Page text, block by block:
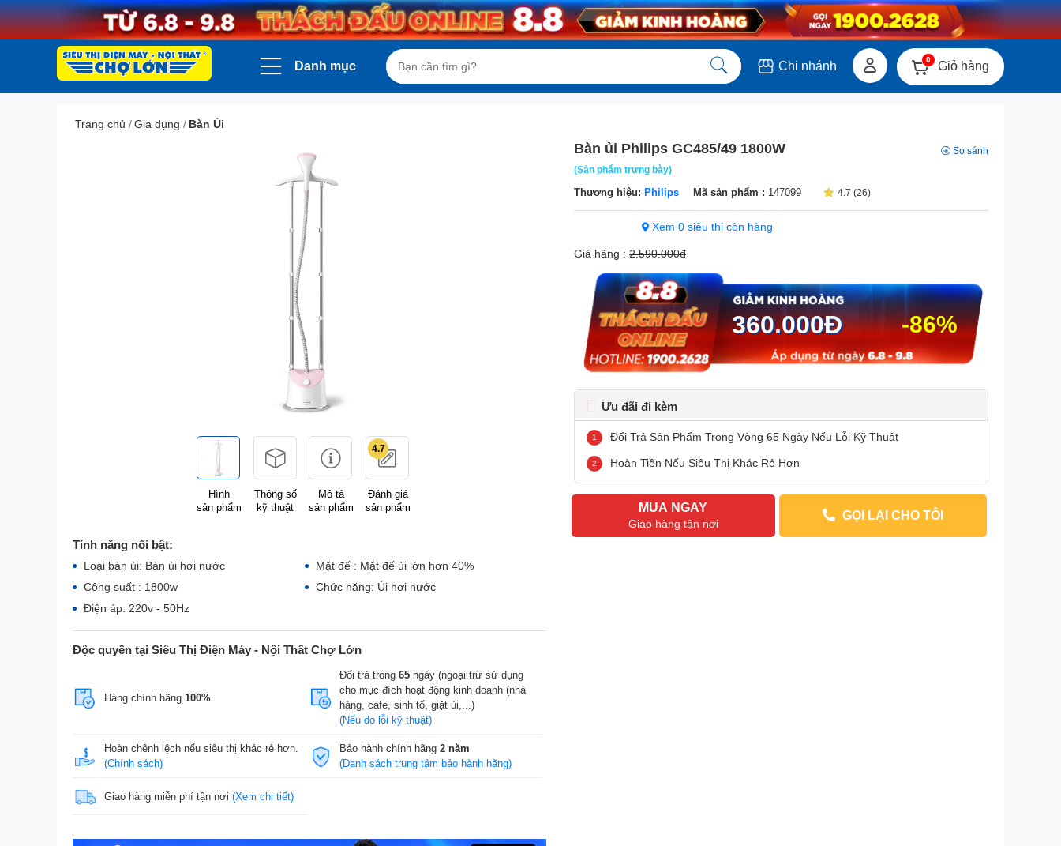
Danh mục Chi nhánh 0 Giỏ hàng
Trang chủ /Gia dụng / Bàn Ủi
Hình
sản phẩm
Thông số
kỹ thuật
Mô tả
sản phẩm
4.7
Đánh giá
sản phẩm
Tính năng nổi bật:
Loại bàn ủi: Bàn ủi hơi nước
Mặt đế : Mặt đế ủi lớn hơn 40%
Công suất : 1800w
Chức năng: Ủi hơi nước
Điện áp: 220v - 50Hz
Độc quyền tại Siêu Thị Điện Máy - Nội Thất Chợ Lớn
Hàng chính hãng 100%
Đổi trả trong 65ngày (ngoại trừ sử dụng
cho mục đích hoạt động kinh doanh (nhà
hàng, cafe, sinh tố, giặt ủi,...)
(Nếu do lỗi kỹ thuật)
Hoàn chênh lệch nếu siêu thị khác rẻ hơn.
(Chính sách)
Bảo hành chính hãng 2 năm
(Danh sách trung tâm bảo hành hãng)
Giao hàng miễn phí tận nơi (Xem chi tiết)
Bàn ủi Philips GC485/49 1800W
(Sản phẩm trưng bày)
Thương hiệu: Philips Mã sản phẩm : 147099
So sánh
4.7 (26)
Xem 0 siêu thị còn hàng
Giá hãng : 2.590.000đ
-86%
360.000Đ
Ưu đãi đi kèm
Đổi Trả Sản Phẩm Trong Vòng 65 Ngày Nếu Lỗi Kỹ Thuật
Hoàn Tiền Nếu Siêu Thị Khác Rẻ Hơn
MUA NGAY
Giao hàng tận nơi
GỌI LẠI CHO TÔI